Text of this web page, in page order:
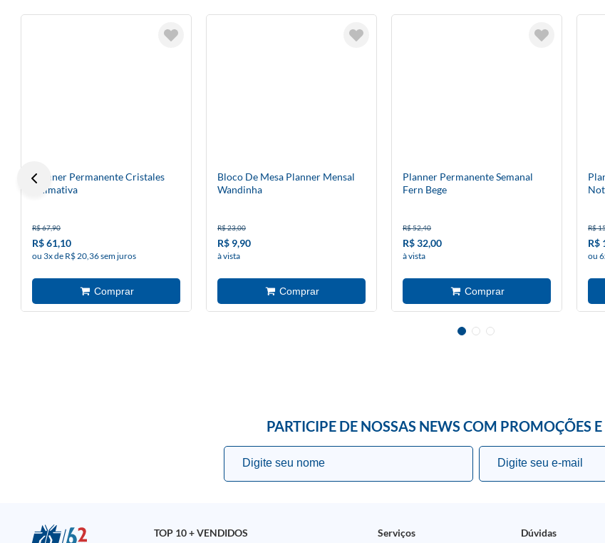
Planner Permanente Cristales
Animativa
R$ 67,90
R$ 61,10
ou 3x de R$ 20,36 sem juros
Bloco De Mesa Planner Mensal
Wandinha
R$ 23,00
R$ 9,90
à vista
Planner Permanente Semanal
Fern Bege
R$ 52,40
R$ 32,00
à vista
R$
R$
ou
PARTICIPE DE NOSSAS NEWS COM PROMOÇÕES
TOP 10 + VENDIDOS Serviços Dúvidas